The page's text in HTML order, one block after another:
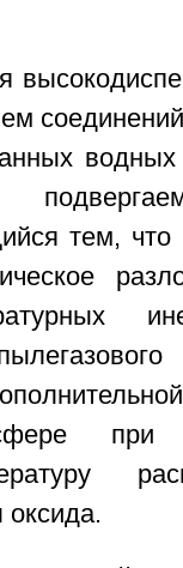
водных
тем, что
оксида.